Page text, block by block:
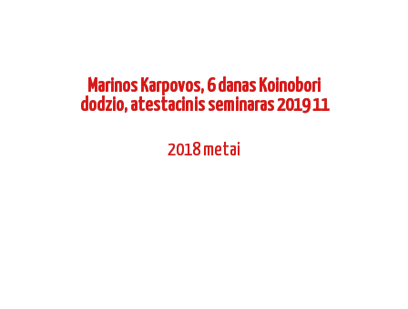
Marinos Karpovos, 6 danas Koinobori
dodzio, atestacinis seminaras 2019 11
2018 metai